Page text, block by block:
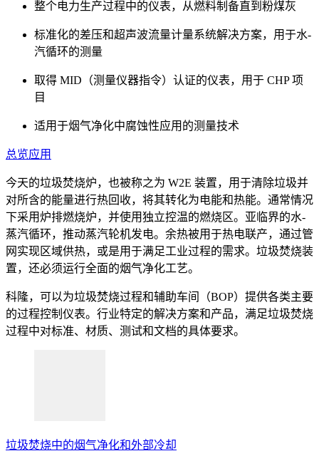
整个电力生产过程中的仪表，从燃料制备直到粉煤灰
标准化的差压和超声波流量计量系统解决方案，用于水-
汽循环的测量
取得 MID（测量仪器指令）认证的仪表，用于 CHP 项
目
适用于烟气净化中腐蚀性应用的测量技术
总览应用
今天的垃圾焚烧炉，也被称之为 W2E 装置，用于清除垃圾并
对所含的能量进行热回收，将其转化为电能和热能。通常情况
下采用炉排燃烧炉，并使用独立控温的燃烧区。亚临界的水-
蒸汽循环，推动蒸汽轮机发电。余热被用于热电联产，通过管
网实现区域供热，或是用于满足工业过程的需求。垃圾焚烧装
置，还必须运行全面的烟气净化工艺。
科隆，可以为垃圾焚烧过程和辅助车间（BOP）提供各类主要
的过程控制仪表。行业特定的解决方案和产品，满足垃圾焚烧
过程中对标准、材质、测试和文档的具体要求。
垃圾焚烧中的烟气净化和外部冷却